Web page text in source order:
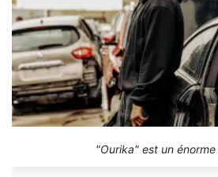
"Ourika" est un énorme